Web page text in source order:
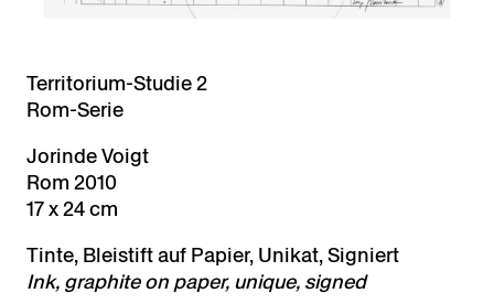
Territorium-Studie 2
Rom-Serie
Jorinde Voigt
Rom 2010
17 x 24 cm
Tinte, Bleistift auf Papier, Unikat, Signiert
Ink, graphite on paper, unique, signed